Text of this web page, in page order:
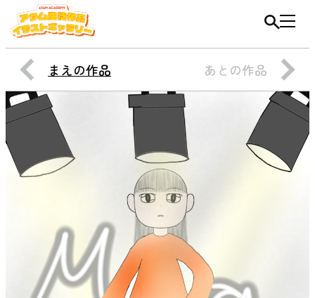
まえの作品 あとの作品